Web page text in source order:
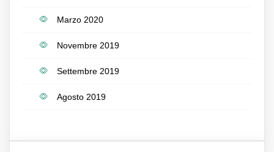
Marzo 2020
Novembre 2019
Settembre 2019
Agosto 2019